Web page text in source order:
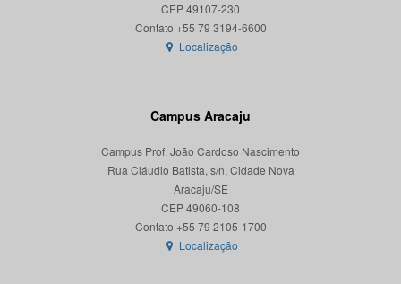
CEP 49107-230
Localização
Campus Aracaju
Campus Prof. João Cardoso Nascimento
Rua Cláudio Batista, s/n, Cidade Nova
Aracaju/SE
CEP 49060-108
Localização